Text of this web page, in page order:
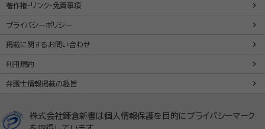
著作権・リンク・免責事項
プライバシーポリシー
掲載に関するお問い合わせ
利用規約
弁護士情報掲載の趣旨
株式会社鎌倉新書は個人情報保護を目的にプライバシーマーク